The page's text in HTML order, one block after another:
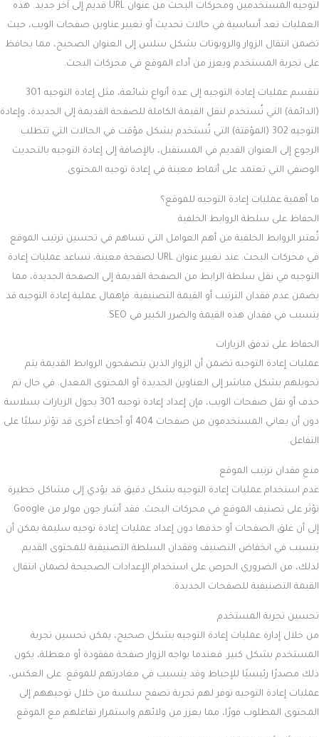
لتوجيه المستخدمين ومحركات البحث من عنوان URL قديم إلى آخر جديد. هذه
العمليات تعد أساسية في حالات تحديث أو تغيير عناوين صفحات الويب، حيث
تضمن انتقال الزوار والروبوتات بشكل سلس إلى العنوان الصحيح، مما يحافظ
على تجربة المستخدم ويعزز من أداء الموقع في محركات البحث.
تنقسم عمليات إعادة التوجيه إلى عدة أنواع شائعة، مثل إعادة التوجيه 301
(الدائمة) التي تُستخدم لنقل القيمة الكاملة للصفحة القديمة إلى الجديدة، وإعادة
التوجيه 302 (المؤقتة) التي تُستخدم بشكل مؤقت في الحالات التي تتطلب
الرجوع إلى العنوان القديم في المستقبل، بالإضافة إلى إعادة التوجيه بالتحديث
الوصفي التي تعتمد على أنماط معينة في إعادة توجيه المحتوى.
ما أهمية عمليات إعادة التوجيه للموقع؟
الحفاظ على سلطة الروابط الخلفية
تُعتبر الروابط الخلفية من أهم العوامل التي تساهم في تحسين ترتيب الموقع
في محركات البحث. عند تغيير عنوان URL لصفحة معينة، تساعد عمليات إعادة
التوجيه في نقل سلطة الرابط من الصفحة القديمة إلى الصفحة الجديدة، مما
يضمن عدم فقدان الترتيب أو القيمة التصنيفية. فإهمال عملية إعادة التوجيه قد
يتسبب في فقدان هذه القيمة والضرر الكبير في SEO.
الحفاظ على تدفق الزيارات
عمليات إعادة التوجيه تضمن أن الزوار الذين يتصفحون الروابط القديمة يتم
تحويلهم بشكل مباشر إلى العناوين الجديدة أو المحتوى المعدل. في حال تم
حذف أو نقل صفحات الويب، فإن إعداد إعادة توجيه 301 يحول الزيارات بسلاسة
دون أن يعاني المستخدمون من صفحات 404 أو أخطاء أخرى قد تؤثر سلبًا على
التفاعل.
منع فقدان ترتيب الموقع
عدم استخدام عمليات إعادة التوجيه بشكل دقيق قد يؤدي إلى مشاكل خطيرة
تؤثر على تصنيف الموقع في محركات البحث. فقد أشار جون مولر من Google
إلى أن غلق الصفحات أو حذفها دون إعداد عمليات إعادة توجيه سليمة يمكن أن
يتسبب في انخفاض التصنيف وفقدان السلطة التصنيفية للمحتوى القديم.
لذلك، من الضروري الحرص على استخدام الإعدادات الصحيحة لضمان انتقال
القيمة التصنيفية للصفحات الجديدة.
تحسين تجربة المستخدم
من خلال إدارة عمليات إعادة التوجيه بشكل صحيح، يمكن تحسين تجربة
المستخدم بشكل كبير. فعندما يواجه الزوار صفحة مفقودة أو معطلة، يكون
ذلك مصدرًا رئيسيًا للإحباط وقد يتسبب في مغادرتهم للموقع. على العكس،
عمليات إعادة التوجيه توفر لهم تجربة تصفح سلسة من خلال توجيههم إلى
المحتوى المطلوب فورًا، مما يعزز من ولائهم واستمرار تفاعلهم مع الموقع.